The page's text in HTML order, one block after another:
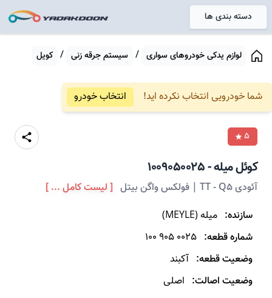
دسته بندی ها خانه
لوازم یدکی خودروهای سواری / سیستم جرقه زنی / کویل
شما خودرویی انتخاب نکرده اید! انتخاب خودرو
5
کوئلمیله-
1009050025
آئودی TT - Q5 | فولکس واگن بیتل
[ لیست کامل ... ]
سازنده: میله (
MEYLE
)
شماره قطعه: 100 905 0025
وضعیت قطعه: آکبند
وضعیت اصالت: اصلی